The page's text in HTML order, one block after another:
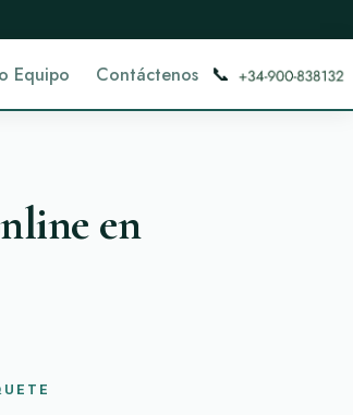
Equipo Contáctenos 📞
en